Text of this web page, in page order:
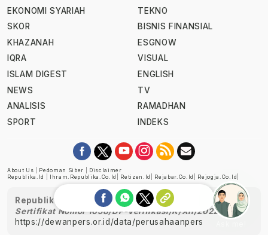
EKONOMI SYARIAH
SKOR
KHAZANAH
IQRA
ISLAM DIGEST
NEWS
ANALISIS
SPORT
TEKNO
BISNIS FINANSIAL
ESGNOW
VISUAL
ENGLISH
TV
RAMADHAN
INDEKS
About Us Pedoman Siber
Disclaimer
Republika.id
Ihram.republika.co.id Retizen.id Rejabar.co.id Rejogja.co.id
Republika telah diverifikasi oleh Dewan Pers
Sertifikat Nomor 1058/DP-Verifikasi/K/XII/2022
https://dewanpers.or.id/data/perusahaanpers